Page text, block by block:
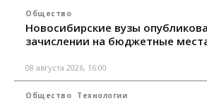
Общество
Новосибирские вузы
зачислении на бюджетные
08 августа 2026, 16:00
Общество Технологии